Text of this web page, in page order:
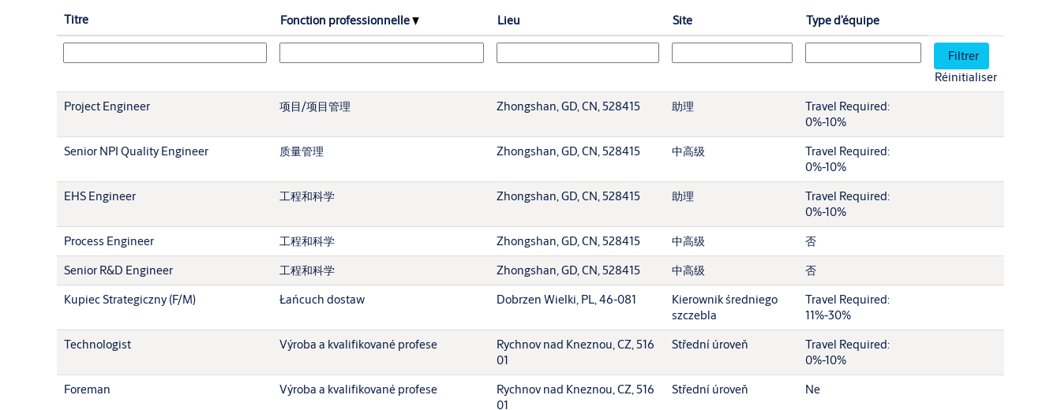
Titre Fonction professionnelle Lieu Site Type d’équipe
Réinitialiser
Project Engineer
项目/项目管理 Zhongshan, GD, CN, 528415 助理
Travel Required:
0%-10%
Senior NPI Quality Engineer
质量管理 Zhongshan, GD, CN, 528415 中高级
Travel Required:
0%-10%
EHS Engineer
工程和科学 Zhongshan, GD, CN, 528415 助理
Travel Required:
0%-10%
Process Engineer
工程和科学 Zhongshan, GD, CN, 528415 中高级
否
Senior R&D Engineer
工程和科学 Zhongshan, GD, CN, 528415 中高级
否
Kupiec Strategiczny (F/M)
Łańcuch dostaw Dobrzen Wielki, PL, 46-081
Kierownik średniego
szczebla
Travel Required:
11%-30%
Technologist
Výroba a kvalifikované profese
Rychnov nad Kneznou, CZ, 516
01
Střední úroveň
Travel Required:
0%-10%
Foreman
Výroba a kvalifikované profese
Rychnov nad Kneznou, CZ, 516
01
Střední úroveň Ne